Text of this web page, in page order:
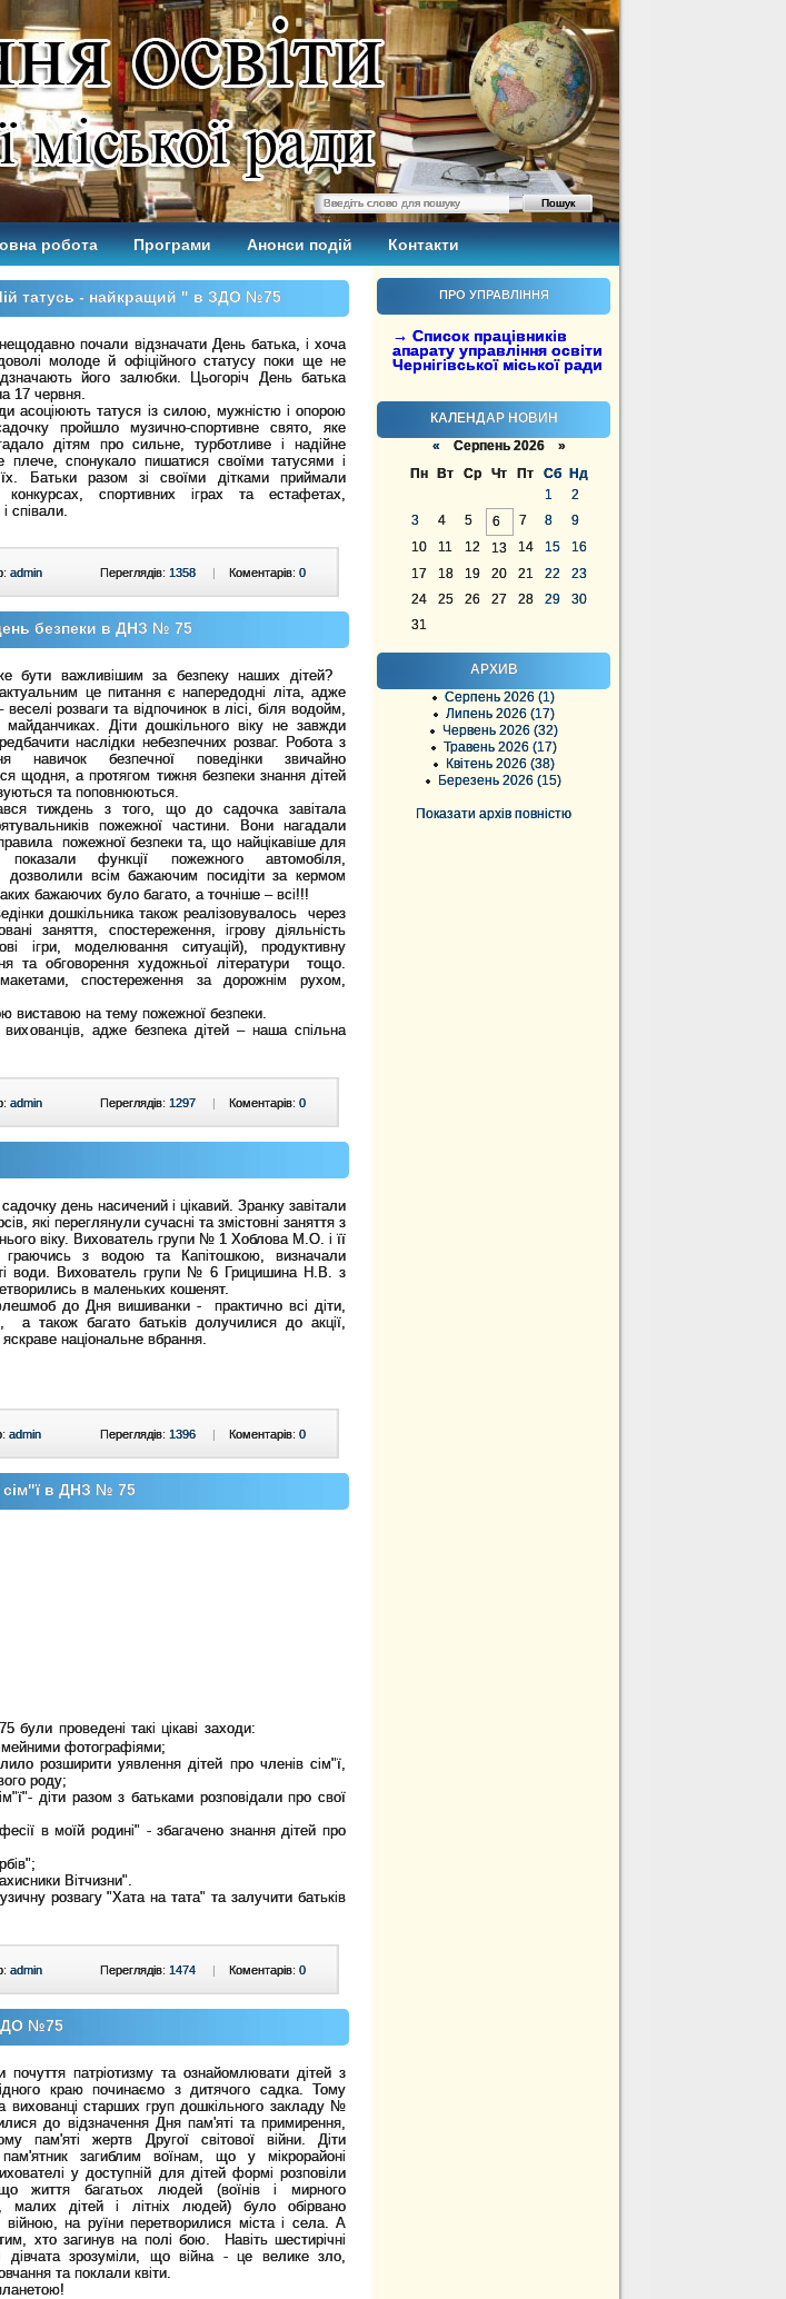
робота Програми Анонси подій Контакти
ПРО УПРАВЛІННЯ
→ Список працівників
апарату управління освіти
Чернігівської міської ради
КАЛЕНДАР НОВИН
« Серпень 2026 »
Пн
Вт Ср Чт Пт Сб
Нд
1
2
3
4 5 6 7 8
9
10
11 12 13 14 15
16
17
18 19 20 21 22
23
24
25 26 27 28 29
30
31
АРХИВ
Серпень 2026 (1)
Липень 2026 (17)
Червень 2026 (32)
Травень 2026 (17)
Квітень 2026 (38)
Березень 2026 (15)
Показати архів повністю
татусь - найкращий " в ЗДО №75
нещодавно почали відзначати День батька, і хоча
молоде й офіційного статусу поки ще не
його залюбки. Цьогоріч День батька
17 червня.
асоціюють татуся із силою, мужністю і опорою
пройшло музично-спортивне свято, яке
дітям про сильне, турботливе і надійне
плече, спонукало пишатися своїми татусями і
Батьки разом зі своїми дітками приймали
спортивних іграх та естафетах,
співали.
admin Коментарів: 0
Переглядів: 1358 |
безпеки в ДНЗ № 75
важливішим за безпеку наших дітей?
це питання є напередодні літа, адже
розваги та відпочинок в лісі, біля водойм,
майданчиках. Діти дошкільного віку не завжди
наслідки небезпечних розваг. Робота з
навичок безпечної поведінки звичайно
щодня, а протягом тижня безпеки знання дітей
та поповнюються.
тиждень з того, що до садочка завітала
пожежної частини. Вони нагадали
пожежної безпеки та, що найцікавіше для
функції пожежного автомобіля,
дозволили всім бажаючим посидіти за кермом
бажаючих було багато, а точніше – всі!!!
дошкільника також реалізовувалось через
заняття, спостереження, ігрову діяльність
ігри, моделювання ситуацій), продуктивну
та обговорення художньої літератури тощо.
спостереження за дорожнім рухом,
виставою на тему пожежної безпеки.
адже безпека дітей – наша спільна
admin Коментарів: 0
Переглядів: 1297 |
день насичений і цікавий. Зранку завітали
які переглянули сучасні та змістовні заняття з
віку. Вихователь групи № 1 Хоблова М.О. і її
граючись з водою та Капітошкою, визначали
води. Вихователь групи № 6 Грицишина Н.В. з
в маленьких кошенят.
до Дня вишиванки - практично всі діти,
а також багато батьків долучилися до акції,
національне вбрання.
admin Коментарів: 0
Переглядів: 1396 |
сім"ї в ДНЗ № 75
проведені такі цікаві заходи:
фотографіями;
розширити уявлення дітей про членів сім"ї,
роду;
діти разом з батьками розповідали про свої
в моїй родині" - збагачено знання дітей про
Вітчизни".
розвагу "Хата на тата" та залучити батьків
admin Коментарів: 0
Переглядів: 1474 |
№75
почуття патріотизму та ознайомлювати дітей з
краю починаємо з дитячого садка. Тому
вихованці старших груп дошкільного закладу №
до відзначення Дня пам'яті та примирення,
пам'яті жертв Другої світової війни. Діти
пам'ятник загиблим воїнам, що у мікрорайоні
у доступній для дітей формі розповіли
життя багатьох людей (воїнів і мирного
малих дітей і літніх людей) було обірвано
війною, на руїни перетворилися міста і села. А
хто загинув на полі бою. Навіть шестирічні
дівчата зрозуміли, що війна - це велике зло,
та поклали квіти.